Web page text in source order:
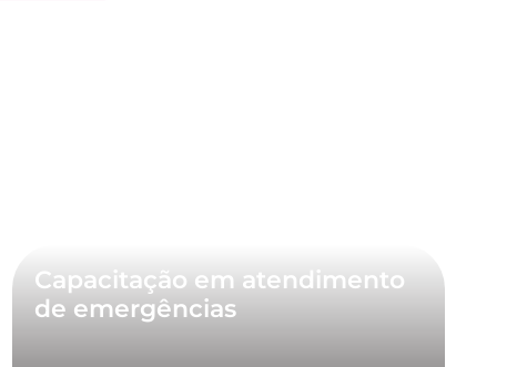
Capacitação em atendimento
de emergências